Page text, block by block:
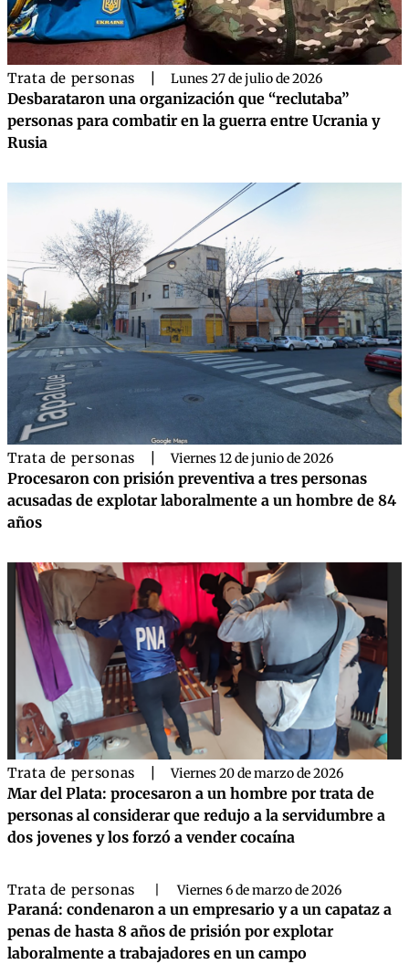
Trata de personas Lunes 27 de julio de 2026
Desbarataron una organización que “reclutaba”
personas para combatir en la guerra entre Ucrania y
Rusia
Trata de personas Viernes 12 de junio de 2026
Procesaron con prisión preventiva a tres personas
acusadas de explotar laboralmente a un hombre de 84
años
Trata de personas Viernes 20 de marzo de 2026
Mar del Plata: procesaron a un hombre por trata de
personas al considerar que redujo a la servidumbre a
dos jovenes y los forzó a vender cocaína
Trata de personas Viernes 6 de marzo de 2026
Paraná: condenaron a un empresario y a un capataz a
penas de hasta 8 años de prisión por explotar
laboralmente a trabajadores en un campo